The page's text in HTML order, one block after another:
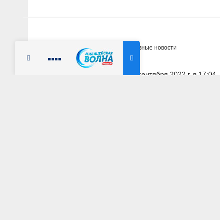
Новости Оперативные новости
5 сентября 2022 г. в 17:04
Радио Милицейская волна